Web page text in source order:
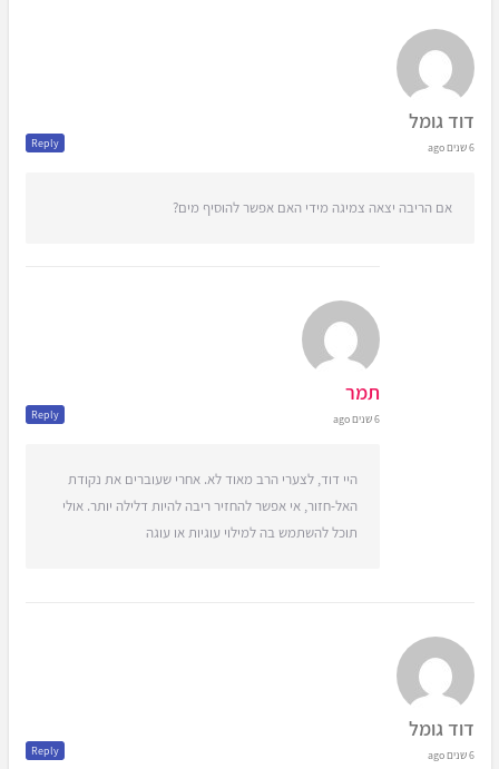
דוד גומל
6 שנים ago Reply
אם הריבה יצאה צמיגה מידי האם אפשר להוסיף מים?
תמר
6 שנים ago Reply
היי דוד, לצערי הרב מאוד לא. אחרי שעוברים את נקודת
האל-חזור, אי אפשר להחזיר ריבה להיות דלילה יותר. אולי
תוכל להשתמש בה למילוי עוגיות או עוגה
דוד גומל
6 שנים ago Reply